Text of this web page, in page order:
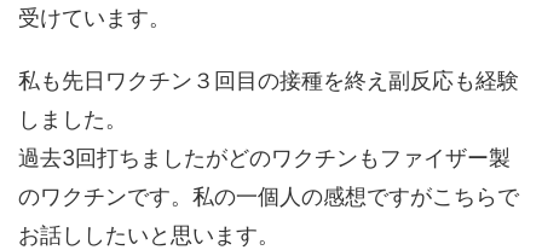
受けています。
私も先日ワクチン３回目の接種を終え副反応も経験
しました。
過去3回打ちましたがどのワクチンもファイザー製
のワクチンです。私の一個人の感想ですがこちらで
お話ししたいと思います。